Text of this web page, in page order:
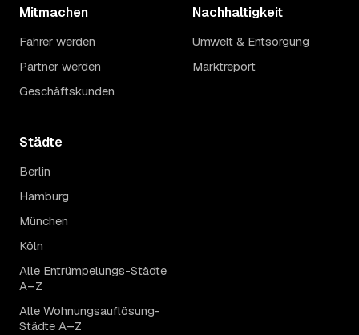
Mitmachen
Fahrer werden
Partner werden
Geschäftskunden
Nachhaltigkeit
Umwelt & Entsorgung
Marktreport
Städte
Berlin
Hamburg
München
Köln
Alle Entrümpelungs-Städte
A–Z
Alle Wohnungsauflösung-
Städte A–Z